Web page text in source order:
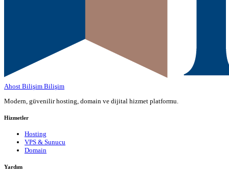
Ahost Bilişim Bilişim
Modern, güvenilir hosting, domain ve dijital hizmet platformu.
Hizmetler
Hosting
VPS & Sunucu
Domain
Yardım